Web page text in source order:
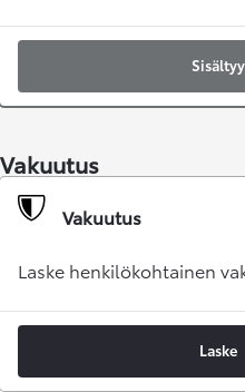
Sisältyy
Vakuutus
Vakuutus
Laske henkilökohtainen
Laske